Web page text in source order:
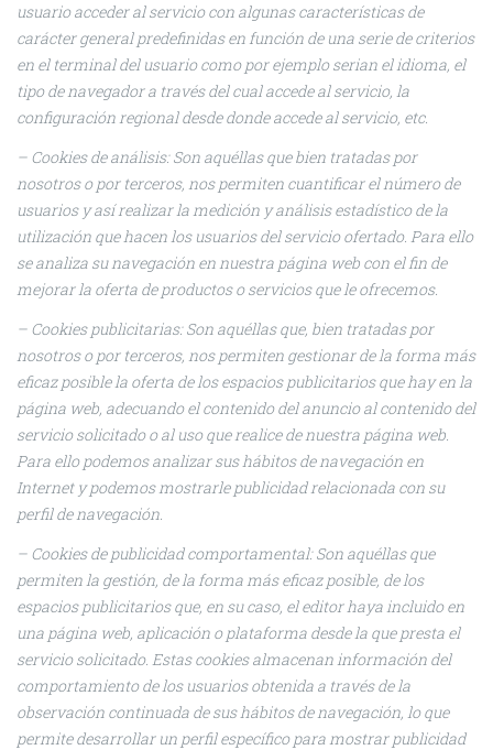
usuario acceder al servicio con algunas características de
carácter general predefinidas en función de una serie de criterios
en el terminal del usuario como por ejemplo serian el idioma, el
tipo de navegador a través del cual accede al servicio, la
configuración regional desde donde accede al servicio, etc.
– Cookies de análisis: Son aquéllas que bien tratadas por
nosotros o por terceros, nos permiten cuantificar el número de
usuarios y así realizar la medición y análisis estadístico de la
utilización que hacen los usuarios del servicio ofertado. Para ello
se analiza su navegación en nuestra página web con el fin de
mejorar la oferta de productos o servicios que le ofrecemos.
– Cookies publicitarias: Son aquéllas que, bien tratadas por
nosotros o por terceros, nos permiten gestionar de la forma más
eficaz posible la oferta de los espacios publicitarios que hay en la
página web, adecuando el contenido del anuncio al contenido del
servicio solicitado o al uso que realice de nuestra página web.
Para ello podemos analizar sus hábitos de navegación en
Internet y podemos mostrarle publicidad relacionada con su
perfil de navegación.
– Cookies de publicidad comportamental: Son aquéllas que
permiten la gestión, de la forma más eficaz posible, de los
espacios publicitarios que, en su caso, el editor haya incluido en
una página web, aplicación o plataforma desde la que presta el
servicio solicitado. Estas cookies almacenan información del
comportamiento de los usuarios obtenida a través de la
observación continuada de sus hábitos de navegación, lo que
permite desarrollar un perfil específico para mostrar publicidad